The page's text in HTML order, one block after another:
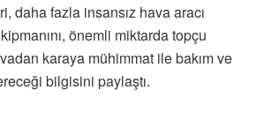
daha fazla insansız hava aracı
önemli miktarda topçu
karaya mühimmat ile bakım ve
bilgisini paylaştı.